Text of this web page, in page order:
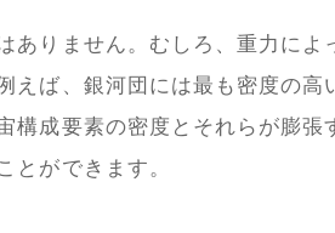
ありません。むしろ、重力によ
えば、銀河団には最も密度の高
構成要素の密度とそれらが膨張
とができます。